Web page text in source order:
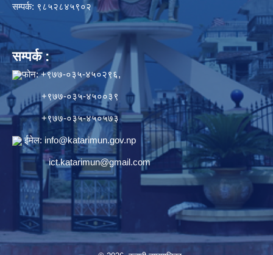
सम्पर्क: ९८५२८४५९०२
सम्पर्क :
फोन: +९७७-०३५-४५०२९६,
+९७७-०३५-४५००३९
+९७७-०३५-४५०५७३
ईमेल: info@katarimun.gov.np
ict.katarimun@gmail.com